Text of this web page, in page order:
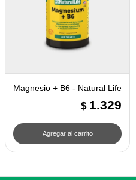
Magnesio + B6 - Natural Life
$ 1.329